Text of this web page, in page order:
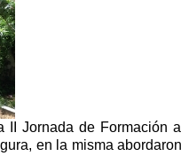
Jornada de Formación
en la misma